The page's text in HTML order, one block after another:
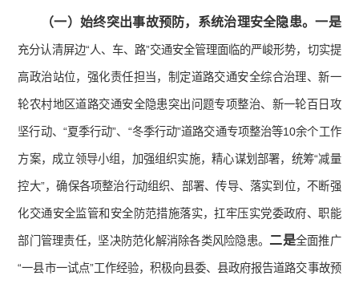
（一）始终突出事故预防，系统治理安全隐患。一是
充分认清屏边“人、车、路”交通安全管理面临的严峻形势，切实提
高政治站位，强化责任担当，制定道路交通安全综合治理、新一
轮农村地区道路交通安全隐患突出问题专项整治、新一轮百日攻
坚行动、“夏季行动”、“冬季行动”道路交通专项整治等10余个工作
方案，成立领导小组，加强组织实施，精心谋划部署，统筹“减量
控大”，确保各项整治行动组织、部署、传导、落实到位，不断强
化交通安全监管和安全防范措施落实，扛牢压实党委政府、职能
部门管理责任，坚决防范化解消除各类风险隐患。 二是全面推广
“一县市一试点”工作经验，积极向县委、县政府报告道路交事故预